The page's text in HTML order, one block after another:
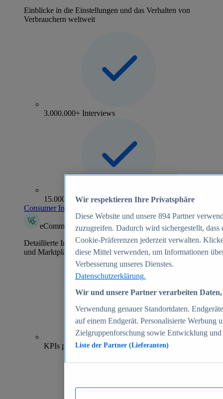
Einblicke in die Einstellungen und das Verhalten von
Verbrauchern weltweit
3.000.000+ Interviews
15.000+ Marken
Consumer Insights entdecken
eCommerce Insights
Detaillierte Informationen zu mehr als 39.000 Online-Shops
und Marktplätzen
70+
KPIs pro Shop
Wir respektieren Ihre Privatsphäre
Diese Website und unsere 894 Partner
zuzugreifen. Dadurch wird sichergestellt,
Cookie-Präferenzen jederzeit verwalten.
diese Mittel verwenden, um Informationen
Verbesserung unseres Dienstes.
Datenschutzerklärung.
Wir und unsere Partner verarbeiten
Verwendung genauer Standortdaten.
auf einem Endgerät. Personalisierte Werbung
Zielgruppenforschung sowie Entwicklung
Liste der Partner (Lieferanten)